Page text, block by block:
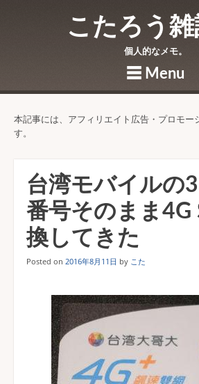
こたろう
個人的なメモ。
☰ Menu
Skip to content
本記事には、アフィリエイト広告・プロモー
す。
台湾モバイルの
番号そのまま4G
換してきた
Posted on 2016年8月11日 by こた